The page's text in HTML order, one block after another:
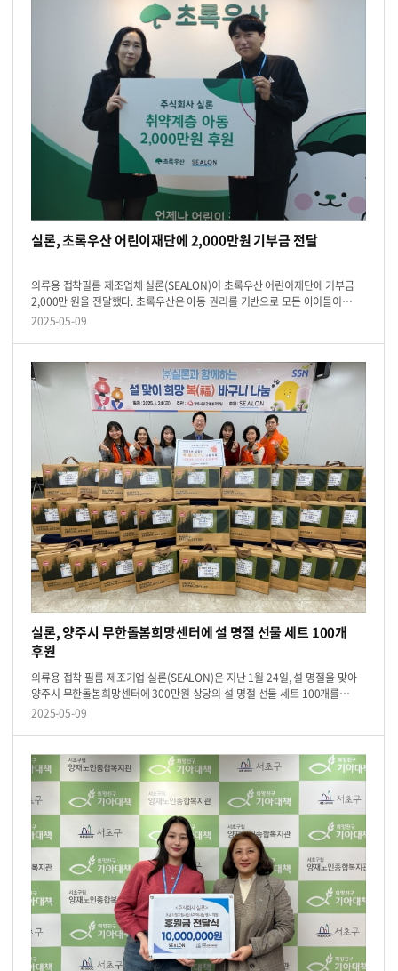
실론, 초록우산 어린이재단에 2,000만원 기부금 전달
의류용 접착필름 제조업체 실론(SEALON)이 초록우산 어린이재단에 기부금
2,000만 원을 전달했다. 초록우산은 아동 권리를 기반으로 모든 아이들이
존중받고 행복하게 성장할 수 있는 환경을 만들기 위해 노력하는
2025-05-09
실론, 양주시 무한돌봄희망센터에 설 명절 선물 세트 100개
후원
의류용 접착 필름 제조기업 실론(SEALON)은 지난 1월 24일, 설 명절을 맞아
양주시 무한돌봄희망센터에 300만원 상당의 설 명절 선물 세트 100개를
전달하며 지역사회 나눔 활동을 실천했다.이번 후원은 실론이 지역사회
2025-05-09